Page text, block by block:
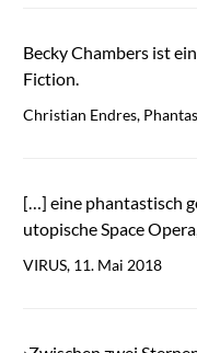
Becky Chambers ist
Fiction.
Christian Endres,
[…] eine phantastisch
utopische Space
VIRUS, 11. Mai 2018